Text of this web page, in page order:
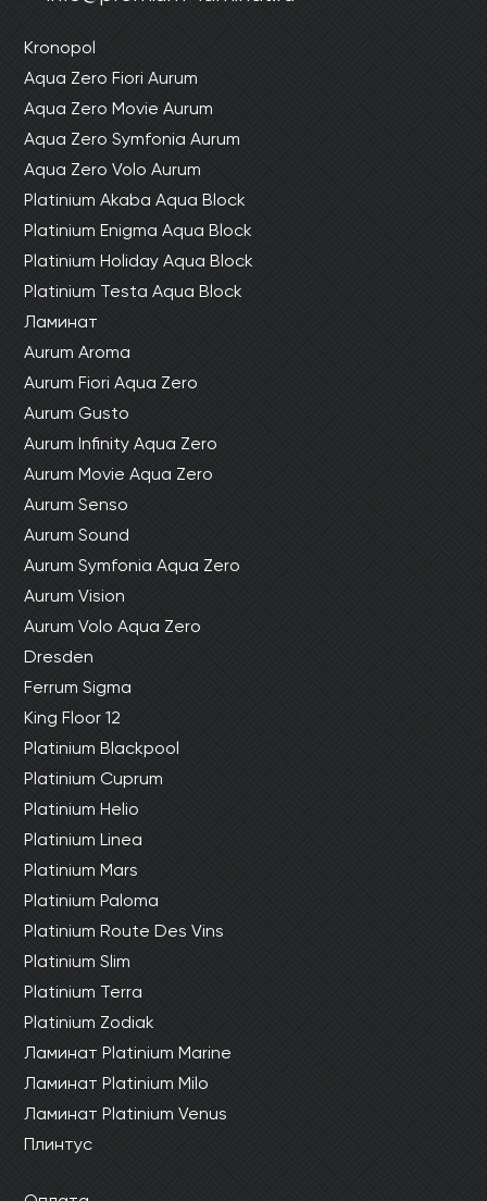
Kronopol
Aqua Zero Fiori Aurum
Aqua Zero Movie Aurum
Aqua Zero Symfonia Aurum
Aqua Zero Volo Aurum
Platinium Akaba Aqua Block
Platinium Enigma Aqua Block
Platinium Holiday Aqua Block
Platinium Testa Aqua Block
Ламинат
Aurum Aroma
Aurum Fiori Aqua Zero
Aurum Gusto
Aurum Infinity Aqua Zero
Aurum Movie Aqua Zero
Aurum Senso
Aurum Sound
Aurum Symfonia Aqua Zero
Aurum Vision
Aurum Volo Aqua Zero
Dresden
Ferrum Sigma
King Floor 12
Platinium Blackpool
Platinium Cuprum
Platinium Helio
Platinium Linea
Platinium Mars
Platinium Paloma
Platinium Route Des Vins
Platinium Slim
Platinium Terra
Platinium Zodiak
Ламинат Platinium Marine
Ламинат Platinium Milo
Ламинат Platinium Venus
Плинтус